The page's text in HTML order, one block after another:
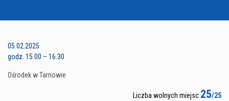
05.02.2025
godz. 15.00 – 16.30
Ośrodek w Tarnowie
Liczba wolnych miejsc 25/25